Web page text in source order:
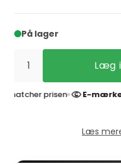
På lager
Læg
prisen E-mærket
Læs